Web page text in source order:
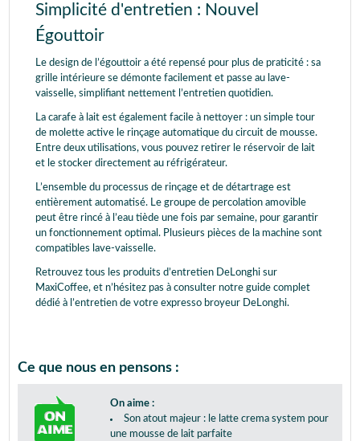
Simplicité d'entretien : Nouvel
Égouttoir
Le design de l’égouttoir a été repensé pour plus de praticité : sa
grille intérieure se démonte facilement et passe au lave-
vaisselle, simplifiant nettement l’entretien quotidien.
La carafe à lait est également facile à nettoyer : un simple tour
de molette active le rinçage automatique du circuit de mousse.
Entre deux utilisations, vous pouvez retirer le réservoir de lait
et le stocker directement au réfrigérateur.
L’ensemble du processus de rinçage et de détartrage est
entièrement automatisé. Le groupe de percolation amovible
peut être rincé à l’eau tiède une fois par semaine, pour garantir
un fonctionnement optimal. Plusieurs pièces de la machine sont
compatibles lave-vaisselle.
Retrouvez tous les produits d’entretien DeLonghi sur
MaxiCoffee, et n’hésitez pas à consulter notre guide complet
dédié à l’entretien de votre expresso broyeur DeLonghi.
Ce que nous en pensons :
On aime :
Son atout majeur : le latte crema system pour
une mousse de lait parfaite